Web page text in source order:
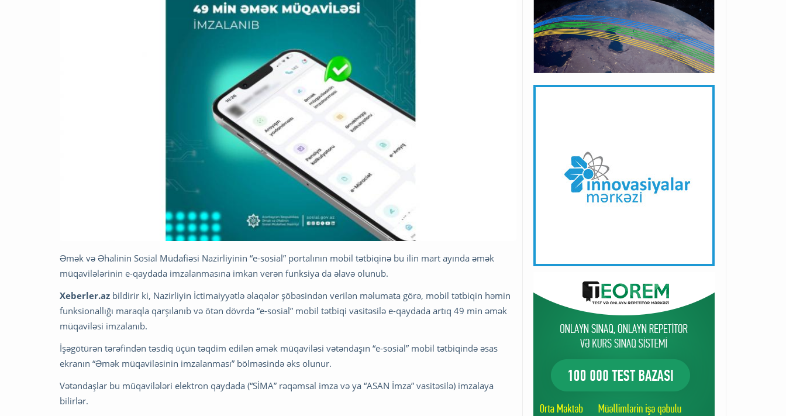
Əmək və Əhalinin Sosial Müdafiəsi Nazirliyinin “e-sosial” portalının mobil tətbiqinə bu ilin mart ayında əmək
müqavilələrinin e-qaydada imzalanmasına imkan verən funksiya da əlavə olunub.
Xeberler.az bildirir ki, Nazirliyin İctimaiyyətlə əlaqələr şöbəsindən verilən məlumata görə, mobil tətbiqin həmin
funksionallığı maraqla qarşılanıb və ötən dövrdə “e-sosial” mobil tətbiqi vasitəsilə e-qaydada artıq 49 min əmək
müqaviləsi imzalanıb.
İşəgötürən tərəfindən təsdiq üçün təqdim edilən əmək müqaviləsi vətəndaşın “e-sosial” mobil tətbiqində əsas
ekranın “Əmək müqaviləsinin imzalanması” bölməsində əks olunur.
Vətəndaşlar bu müqavilələri elektron qaydada (“SİMA” rəqəmsal imza və ya “ASAN İmza” vasitəsilə) imzalaya
bilirlər.